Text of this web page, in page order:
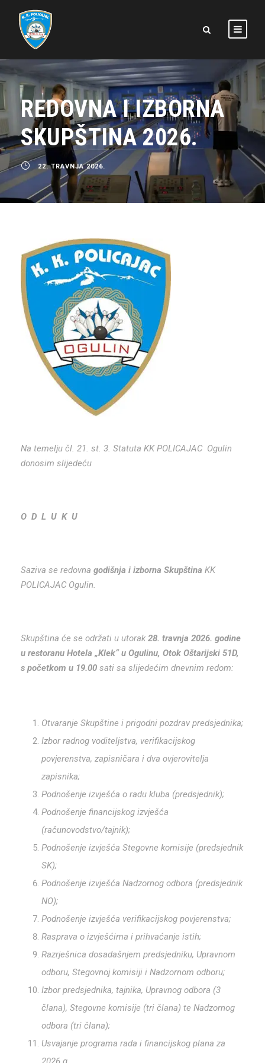
REDOVNA I IZBORNA
SKUPŠTINA 2026.
22. TRAVNJA 2026.
Na temelju čl. 21. st. 3. Statuta KK POLICAJAC Ogulin
donosim slijedeću
O D L U K U
Saziva se redovna godišnja i izborna Skupština KK
POLICAJAC Ogulin.
Skupština će se održati u utorak 28. travnja 2026. godine
u restoranu Hotela „Klek“ u Ogulinu, Otok Oštarijski 51D,
s početkom u 19.00 sati sa slijedećim dnevnim redom:
Otvaranje Skupštine i prigodni pozdrav predsjednika;
Izbor radnog voditeljstva, verifikacijskog
povjerenstva, zapisničara i dva ovjerovitelja
zapisnika;
Podnošenje izvješća o radu kluba (predsjednik);
Podnošenje financijskog izvješća
(računovodstvo/tajnik);
Podnošenje izvješća Stegovne komisije (predsjednik
SK);
Podnošenje izvješća Nadzornog odbora (predsjednik
NO);
Podnošenje izvješća verifikacijskog povjerenstva;
Rasprava o izvješćima i prihvaćanje istih;
Razrješnica dosadašnjem predsjedniku, Upravnom
odboru, Stegovnoj komisiji i Nadzornom odboru;
Izbor predsjednika, tajnika, Upravnog odbora (3
člana), Stegovne komisije (tri člana) te Nadzornog
odbora (tri člana);
Usvajanje programa rada i financijskog plana za